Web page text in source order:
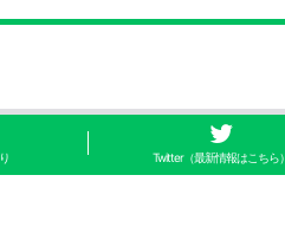
Twitter（最新情報はこちら）